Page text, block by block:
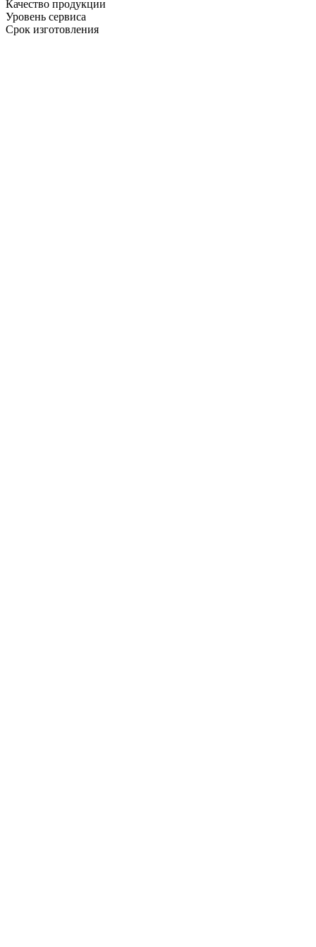
Качество продукции
Уровень сервиса
Срок изготовления